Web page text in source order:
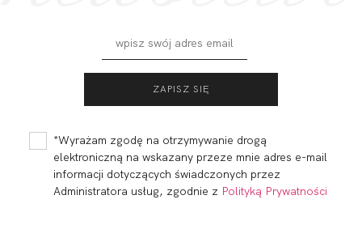
273,00 81,90 zł 286,00
*Wyrażam zgodę na otrzymywanie drogą
elektroniczną na wskazany przeze mnie adres e-mail
informacji dotyczących świadczonych przez
Administratora usług, zgodnie z Polityką Prywatności